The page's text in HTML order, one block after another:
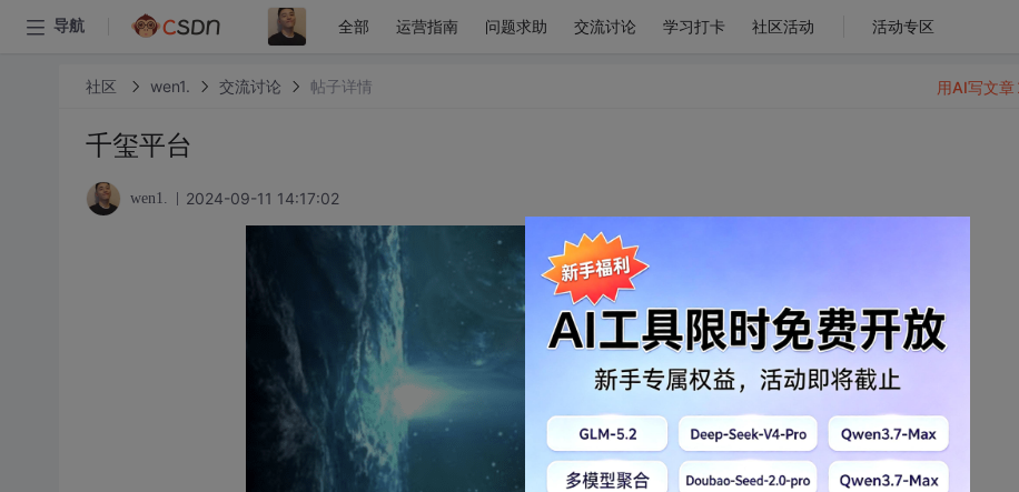
导航 全部 运营指南 问题求助 交流讨论 学习打卡 社区活动 活动专区
社区 wen1. 交流讨论 帖子详情
千玺平台
wen1. 2024-09-11 14:17:02
用AI写文章